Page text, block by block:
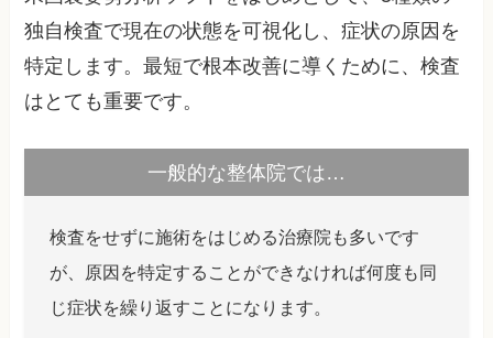
独自検査で現在の状態を可視化し、症状の原因を
特定します。最短で根本改善に導くために、検査
はとても重要です。
一般的な整体院では…
検査をせずに施術をはじめる治療院も多いです
が、原因を特定することができなければ何度も同
じ症状を繰り返すことになります。